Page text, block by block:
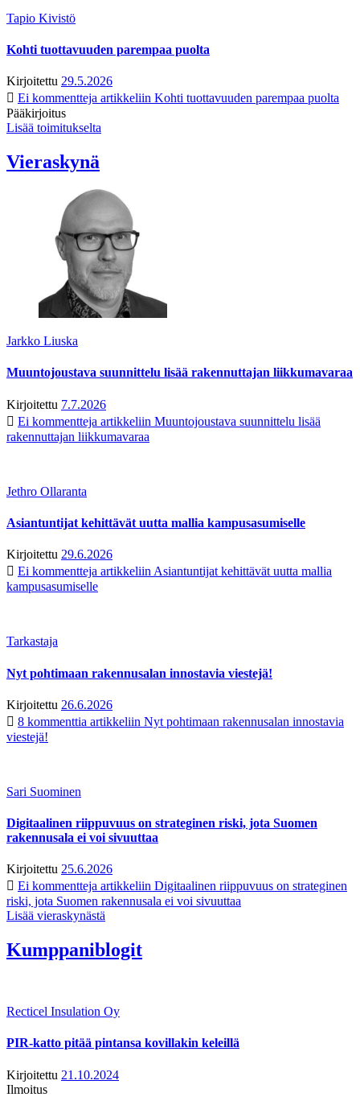
Tapio Kivistö
Kohti tuottavuuden parempaa puolta
Kirjoitettu 29.5.2026
Ei kommentteja artikkeliin Kohti tuottavuuden parempaa puolta
Pääkirjoitus
Lisää toimitukselta
Vieraskynä
Jarkko Liuska
Muuntojoustava suunnittelu lisää rakennuttajan liikkumavaraa
Kirjoitettu 7.7.2026
Ei kommentteja artikkeliin Muuntojoustava suunnittelu lisää
rakennuttajan liikkumavaraa
Jethro Ollaranta
Asiantuntijat kehittävät uutta mallia kampusasumiselle
Kirjoitettu 29.6.2026
Ei kommentteja artikkeliin Asiantuntijat kehittävät uutta mallia
kampusasumiselle
Tarkastaja
Nyt pohtimaan rakennusalan innostavia viestejä!
Kirjoitettu 26.6.2026
8 kommenttia artikkeliin Nyt pohtimaan rakennusalan innostavia
viestejä!
Sari Suominen
Digitaalinen riippuvuus on strateginen riski, jota Suomen
rakennusala ei voi sivuuttaa
Kirjoitettu 25.6.2026
Ei kommentteja artikkeliin Digitaalinen riippuvuus on strateginen
riski, jota Suomen rakennusala ei voi sivuuttaa
Lisää vieraskynästä
Kumppaniblogit
Recticel Insulation Oy
PIR-katto pitää pintansa kovillakin keleillä
Kirjoitettu 21.10.2024
Ilmoitus